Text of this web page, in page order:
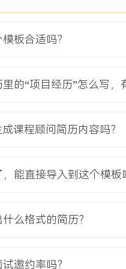
XX省师范大学
计与数据分析，完成XXX份有效
础。销售潜能：通过实习处理大
板合适吗？
的“项目经历”怎么写，
课程顾问简历内容吗？
能直接导入到这个模板
么格式的简历？
邀约率吗？